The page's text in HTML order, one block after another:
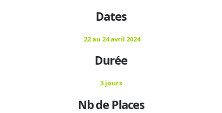
Dates
22 au 24 avril 2024
Durée
3 jours
Nb de Places